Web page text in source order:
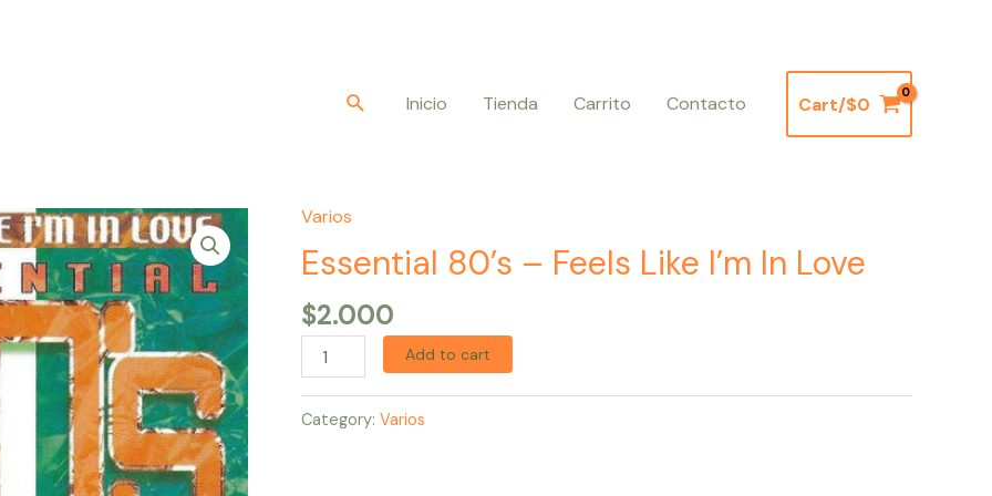
BuscarInicio Tienda Carrito Contacto Cart/$0
Varios
Essential 80’s – Feels Like I’m In Love
$2.000
Essential
80's
-
Feels
Like
I'm
In
Love
Add to cart
Category: Varios